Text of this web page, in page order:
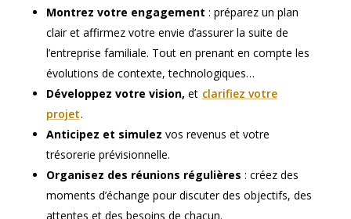
Montrez votre engagement : préparez un plan
clair et affirmez votre envie d’assurer la suite de
l’entreprise familiale. Tout en prenant en compte les
évolutions de contexte, technologiques…
Développez votre vision, et clarifiez votre
projet.
Anticipez et simulez vos revenus et votre
trésorerie prévisionnelle.
Organisez des réunions régulières : créez des
moments d’échange pour discuter des objectifs, des
attentes et des besoins de chacun.